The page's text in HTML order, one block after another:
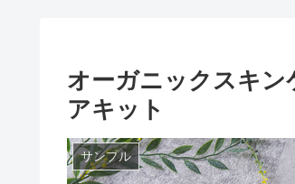
オーガニックスキ
アキット
サンプル